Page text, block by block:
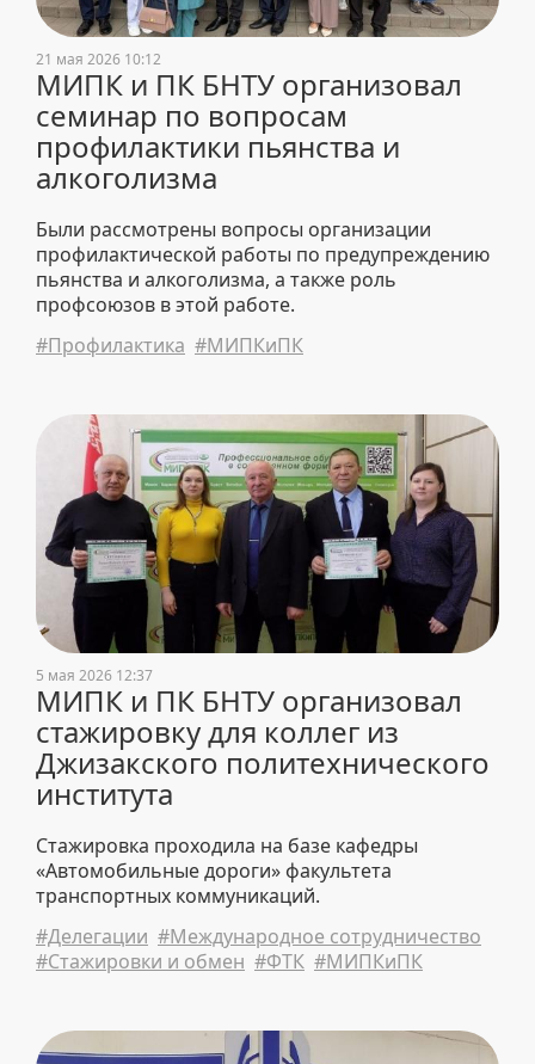
21 мая 2026 10:12
МИПК и ПК БНТУ организовал
семинар по вопросам
профилактики пьянства и
алкоголизма
Были рассмотрены вопросы организации
профилактической работы по предупреждению
пьянства и алкоголизма, а также роль
профсоюзов в этой работе.
#Профилактика #МИПКиПК
5 мая 2026 12:37
МИПК и ПК БНТУ организовал
стажировку для коллег из
Джизакского политехнического
института
Стажировка проходила на базе кафедры
«Автомобильные дороги» факультета
транспортных коммуникаций.
#Делегации #Международное сотрудничество
#Стажировки и обмен #ФТК #МИПКиПК